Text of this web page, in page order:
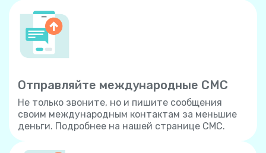
Отправляйте международные СМС
Не только звоните, но и пишите сообщения
своим международным контактам за меньшие
деньги. Подробнее на нашей странице СМС.